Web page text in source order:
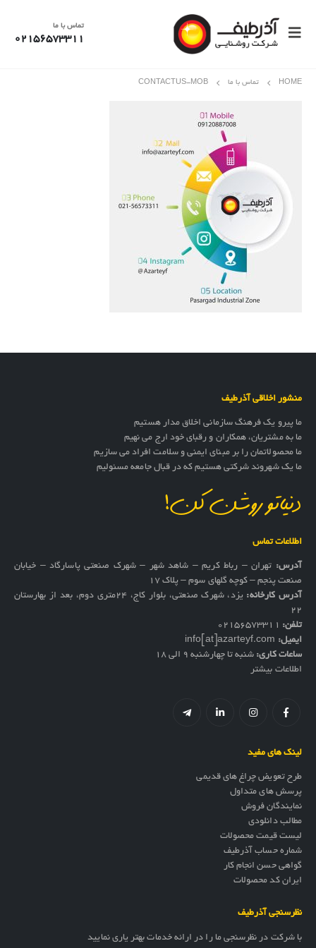
تماس با ما
02156573311
HOME تماس با ما CONTACTUS-MOB
منشور اخلاقی آذرطیف
ما پیرو یک فرهنگ سازمانی اخلاق مدار هستیم
ما به مشتریان، همکاران و رقبای خود ارج می نهیم
ما محصولاتمان را بر مبنای ایمنی و سلامت افراد می سازیم
ما یک شهروند شرکتی هستیم که در قبال جامعه مسئولیم
دنیاتو روشن کن!
اطلاعات تماس
آدرس: تهران – رباط کریم – شاهد شهر – شهرک صنعتی پاسارگاد – خیابان
صنعت پنجم – کوچه گلهای سوم – پلاک 17
آدرس کارخانه:
یزد، شهرک صنعتی، بلوار کاج، ۲۴متری دوم، بعد از بهارستان
۲۲
تلفن: 02156573311
ایمیل: info[at]azarteyf.com
ساعات کاری: شنبه تا چهارشنبه 9 الی 18
اطلاعات بیشتر
لینک های مفید
طرح تعویض چراغ های قدیمی
پرسش های متداول
نمایندگان فروش
مطالب دانلودی
لیست قیمت محصولات
شماره حساب آذرطیف
گواهی حسن انجام کار
ایران کد محصولات
نظرسنجی آذرطیف
با شرکت در نظرسنجی ما را در ارائه خدمات بهتر یاری نمایید